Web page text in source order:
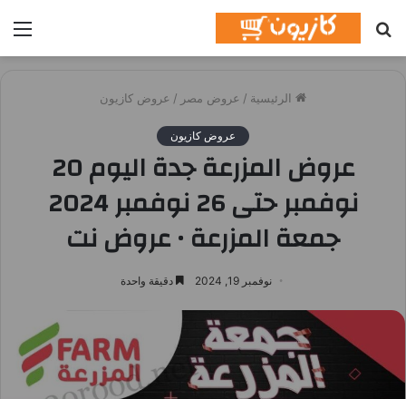
عن
الرئيسية / عروض مصر / عروض كازيون
عروض كازيون
عروض المزرعة جدة اليوم 20
نوفمبر حتى 26 نوفمبر 2024
جمعة المزرعة • عروض نت
نوفمبر 19, 2024 دقيقة واحدة